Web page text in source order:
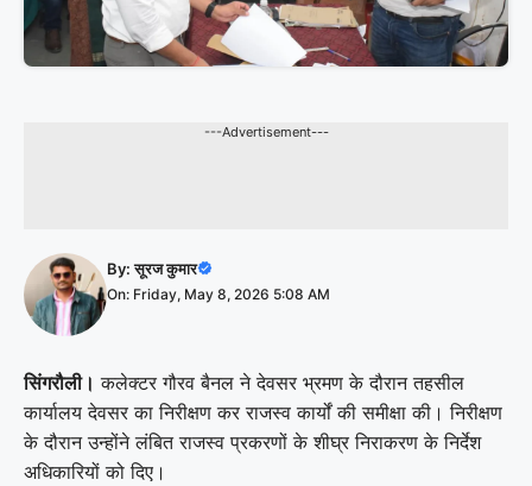
---Advertisement---
By:सूरज कुमार
On: Friday, May 8, 2026 5:08 AM
सिंगरौली। कलेक्टर गौरव बैनल ने देवसर भ्रमण के दौरान तहसील
कार्यालय देवसर का निरीक्षण कर राजस्व कार्यों की समीक्षा की। निरीक्षण
के दौरान उन्होंने लंबित राजस्व प्रकरणों के शीघ्र निराकरण के निर्देश
अधिकारियों को दिए।